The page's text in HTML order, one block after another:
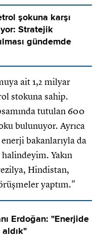
şokuna karşı
Stratejik
gündemde
ait 1,2 milyar
stokuna sahip.
tutulan 600
bulunuyor. Ayrıca
bakanlarıyla da
Yakın
Hindistan,
yaptım."
Erdoğan: "Enerjide